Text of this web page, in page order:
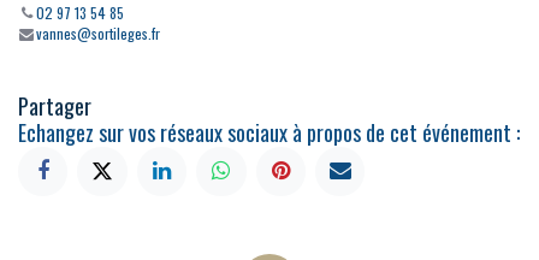
02 97 13 54 85
vannes@sortileges.fr
Partager
Echangez sur vos réseaux sociaux à propos de cet événement :